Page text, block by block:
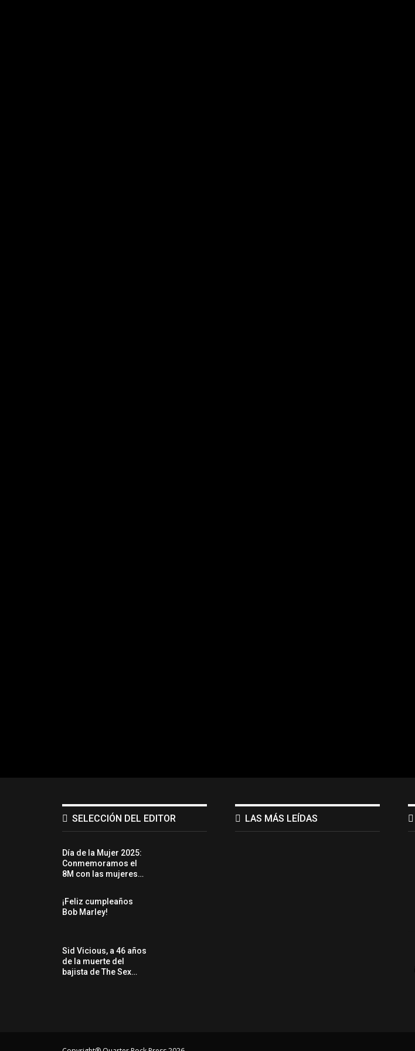
SELECCIÓN DEL EDITOR
Día de la Mujer 2025:
Conmemoramos el
8M con las mujeres…
¡Feliz cumpleaños
Bob Marley!
Sid Vicious, a 46 años
de la muerte del
bajista de The Sex…
LAS MÁS LEÍDAS